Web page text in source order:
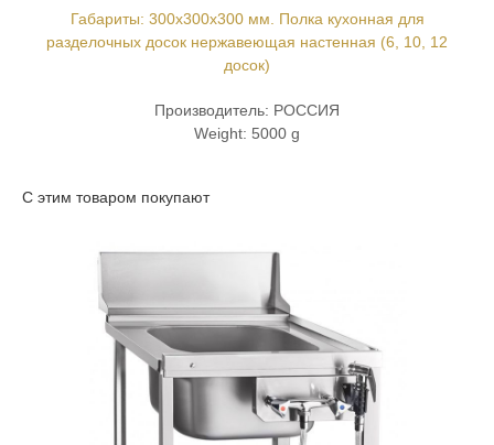
Габариты: 300х300х300 мм. Полка кухонная для
разделочных досок нержавеющая настенная (6, 10, 12
досок)
Производитель: РОССИЯ
Weight: 5000 g
С этим товаром покупают